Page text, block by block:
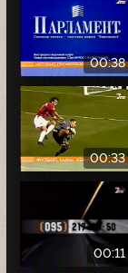
00:38
00:33
00:11